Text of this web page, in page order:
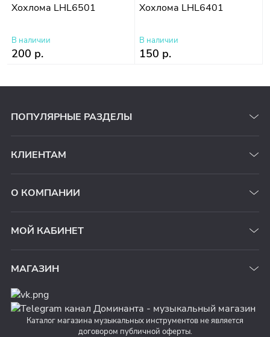
Хохлома LHL6501
В наличии
200 р.
Хохлома LHL6401
В наличии
150 р.
ПОПУЛЯРНЫЕ РАЗДЕЛЫ
КЛИЕНТАМ
О КОМПАНИИ
МОЙ КАБИНЕТ
МАГАЗИН
Каталог магазина музыкальных инструментов не является
договором публичной оферты.